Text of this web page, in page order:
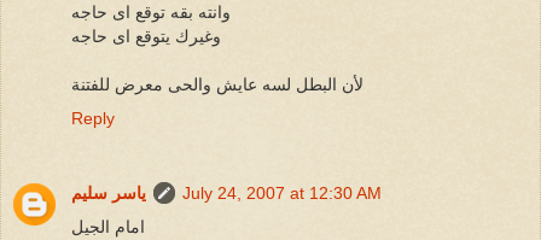
وانته بقه توقع اى حاجه
وغيرك يتوقع اى حاجه
لأن البطل لسه عايش والحى معرض للفتنة
Reply
ياسر سليم
July 24, 2007 at 12:30 AM
امام الجيل